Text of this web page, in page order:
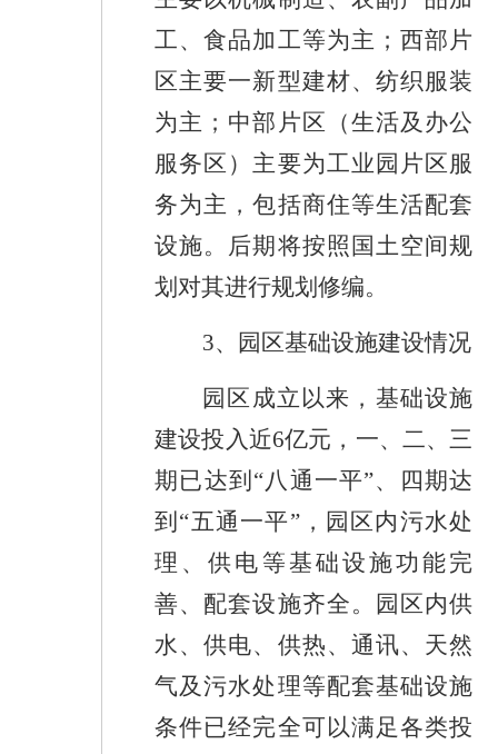
工、食品加工等为主；西部片
区主要一新型建材、纺织服装
为主；中部片区（生活及办公
服务区）主要为工业园片区服
务为主，包括商住等生活配套
设施。 后期将按照 国土空间规
划对其进行规划修编。
3、园区基础设施建设情况
园区成立以来，基础设施
建设投入近6亿元，一、二、三
期已达到“八通一平”、四期达
到“五通一平”，园区内污水处
理、供电等基础设施功能完
善、配套设施齐全。园区内供
水、供电、供热、通讯、天然
气及污水处理等配套基础设施
条件已经完全可以满足各类投